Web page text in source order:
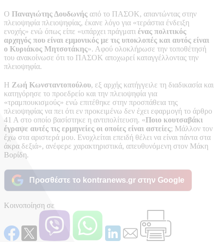
Ο Παναγιώτης Δουδωνής από το ΠΑΣΟΚ, απαντώντας στην
πλειοψηφία πλειοψηφίας, έκανε λόγο για «τεράστια ένδειξη
ενοχής» ενώ όπως είπε «υπάρχει πράγματι ένας πολιτικός
αρχηγός που είναι εμμονικός με τις υποκλοπές και αυτός είναι
ο Κυριάκος Μητσοτάκης». Αφού ολοκλήρωσε την τοποθέτησή
του ανακοίνωσε ότι το ΠΑΣΟΚ αποχωρεί καταγγέλλοντας την
πλειοψηφία.
Η Ζωή Κωνσταντοπούλου, εξ αρχής κατήγγειλε τη διαδικασία και
κατηγόρησε το προεδρείο και την πλειοψηφία για
«τραμπουκισμούς» ενώ επιτέθηκε στην προσπάθεια της
πλειοψηφίας να πει ότι εν προκειμένω δεν έχει εφαρμογή το άρθρο
41 Α στο οποίο βασίστηκε η αντιπολίτευση. «Ποιο κουτσαβάκι
έγραψε αυτές τις ερμηνείες οι οποίες είναι αστείες; Μάλλον τον
έχω στα αριστερά μου. Ενοχλείται επειδή θέλει να είναι πάντα στα
άκρα δεξιά», ανέφερε χαρακτηριστικά, απευθυνόμενη στον Μάκη
Βορίδη.
Προσθέστε το kontranews.gr στην Google
Κοινοποίηση σε